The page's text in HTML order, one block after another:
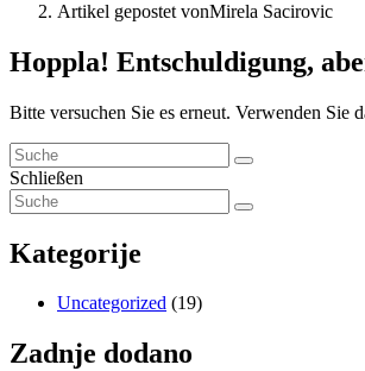
Artikel gepostet vonMirela Sacirovic
Hoppla! Entschuldigung,
Bitte versuchen Sie es erneut. Verwenden Sie
Schließen
Kategorije
Uncategorized (19)
Zadnje dodano